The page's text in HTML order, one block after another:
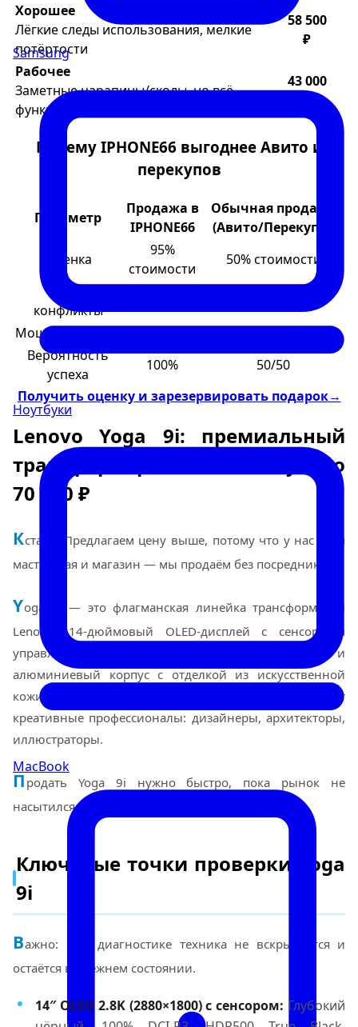
Samsung
Ноутбуки
MacBook
Хорошее
Лёгкие следы использования, мелкие
потёртости
58 500
₽
Рабочее
Заметные царапины/сколы, но всё
функционирует
43 000
Почему IPHONE66 выгоднее Авито и
перекупов
Параметр
Продажа в
IPHONE66
Обычная продажа
(Авито/Перекупы)
Оценка
95%
стоимости
50% стоимости
конфликты
Мошенничество
Вероятность
успеха
100%
50/50
Получить оценку и зарезервировать подарок→
Lenovo Yoga 9i: премиальный
трансформер с OLED. Выкуп до
70 000 ₽
Кстати: Предлагаем цену выше, потому что у нас своя
мастерская и магазин — мы продаём без посредников.
Yoga 9i — это флагманская линейка трансформеров
Lenovo. 14-дюймовый OLED-дисплей с сенсорным
управлением, шарнир на 360°, встроенный стилус и
алюминиевый корпус с отделкой из искусственной
кожи. В Екатеринбурге такие ноутбуки выбирают
креативные профессионалы: дизайнеры, архитекторы,
иллюстраторы.
П родать Yoga 9i нужно быстро, пока рынок не
насытился очередной партией «серых» устройств.
Ключевые точки проверки Yoga
9i
Важно: При диагностике техника не вскрывается и
остаётся в прежнем состоянии.
14″ OLED 2.8K (2880×1800) с сенсором: Глубокий